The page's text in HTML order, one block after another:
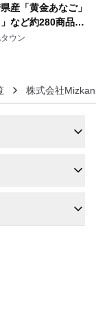
産「黄金あなご」
など約280商品を
の定例企画～
ウン
株式会社Mizkan